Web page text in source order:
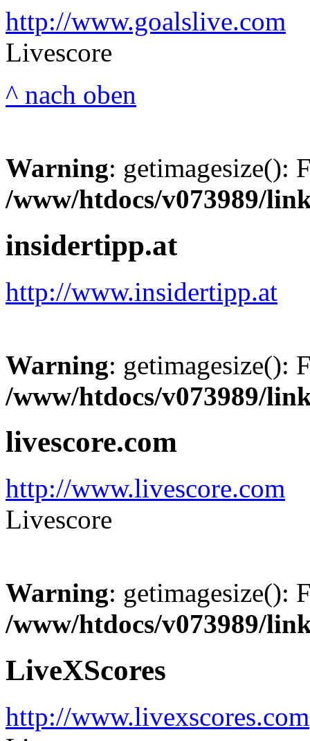
http://www.goalslive.com
Livescore
^ nach oben
Warning: getimagesize():
/www/htdocs/v073989/
insidertipp.at
http://www.insidertipp.at
Warning: getimagesize():
/www/htdocs/v073989/
livescore.com
http://www.livescore.com
Livescore
Warning: getimagesize():
/www/htdocs/v073989/
LiveXScores
http://www.livexscores.com